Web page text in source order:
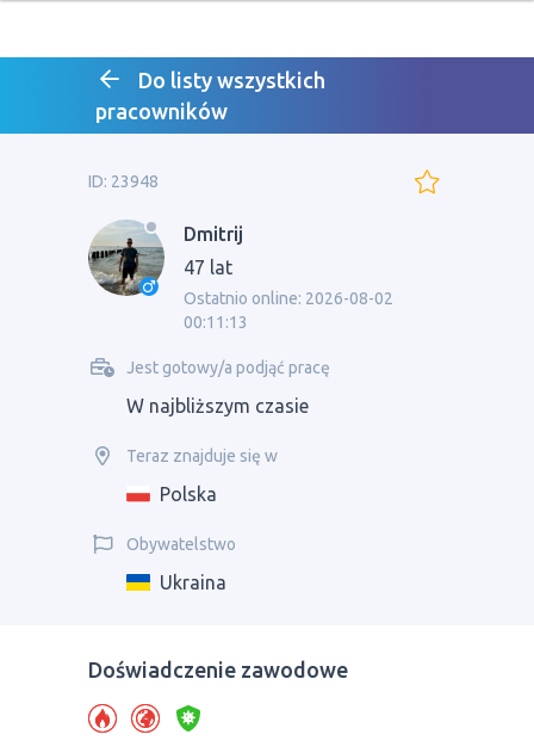
Do listy wszystkich
pracowników
ID: 23948
Dmitrij
47 lat
Ostatnio online: 2026-08-02
00:11:13
Jest gotowy/a podjąć pracę
W najbliższym czasie
Teraz znajduje się w
Polska
Obywatelstwo
Ukraina
Doświadczenie zawodowe